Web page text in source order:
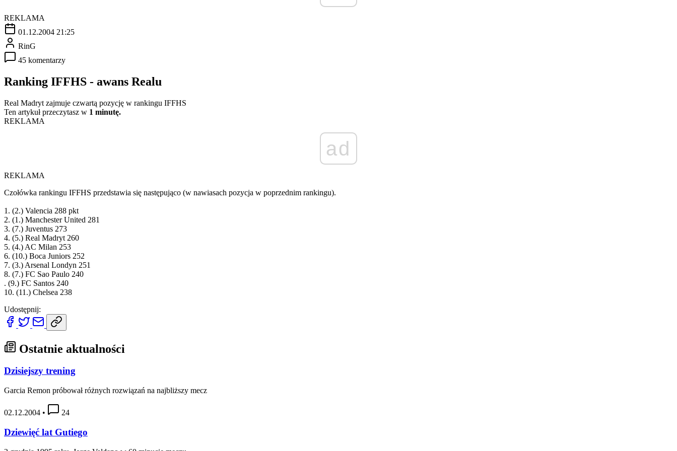
REKLAMA
01.12.2004 21:25
RinG
45 komentarzy
Ranking IFFHS - awans Realu
Real Madryt zajmuje czwartą pozycję w rankingu IFFHS
Ten artykuł przeczytasz w 1 minutę.
REKLAMA
ad
REKLAMA
Czołówka rankingu IFFHS przedstawia się następująco (w nawiasach pozycja w poprzednim rankingu).
1. (2.) Valencia 288 pkt
2. (1.) Manchester United 281
3. (7.) Juventus 273
4. (5.) Real Madryt 260
5. (4.) AC Milan 253
6. (10.) Boca Juniors 252
7. (3.) Arsenal Londyn 251
8. (7.) FC Sao Paulo 240
. (9.) FC Santos 240
10. (11.) Chelsea 238
Udostępnij:
Ostatnie aktualności
Dzisiejszy trening
Garcia Remon próbował różnych rozwiązań na najbliższy mecz
02.12.2004 • 24
Dziewięć lat Gutiego